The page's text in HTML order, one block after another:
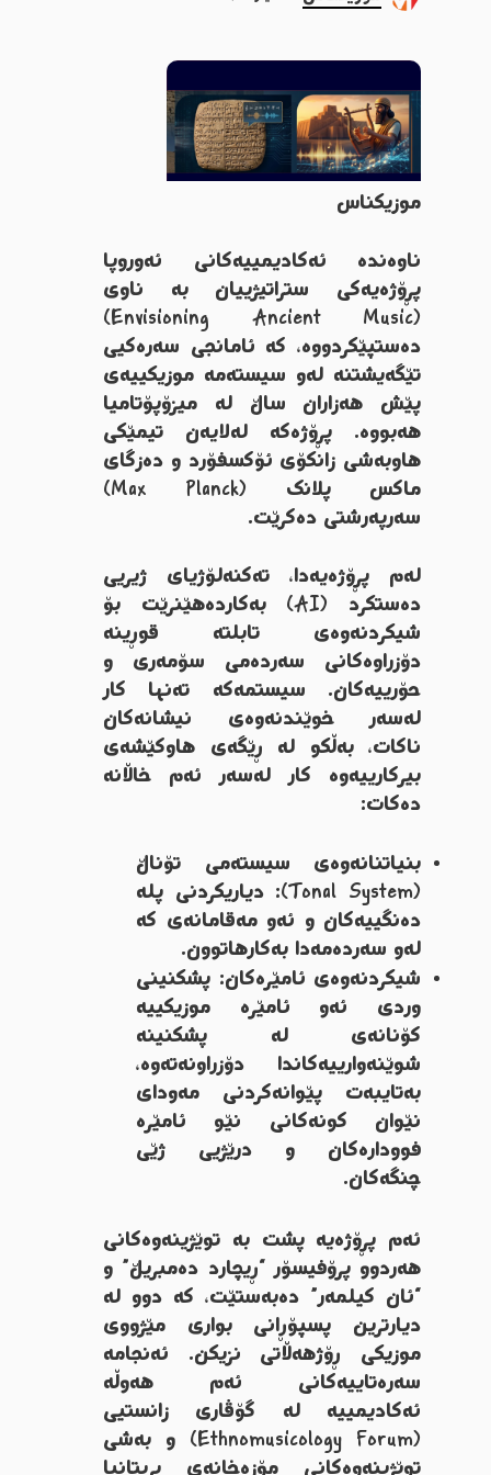
موزیکناس
ناوەندە ئەکادیمییەکانی ئەوروپا
پڕۆژەیەکی ستراتیژییان بە ناوی
(Envisioning Ancient Music)
دەستپێکردووە، کە ئامانجی سەرەکیی
تێگەیشتنە لەو سیستەمە موزیکییەی
پێش هەزاران ساڵ لە میزۆپۆتامیا
هەبووە. پڕۆژەکە لەلایەن تیمێکی
هاوبەشی زانکۆی ئۆکسفۆرد و دەزگای
ماکس پلانک (Max Planck)
سەرپەرشتی دەکرێت.
لەم پڕۆژەیەدا، تەکنەلۆژیای ژیریی
دەستکرد (AI) بەکاردەهێنرێت بۆ
شیکردنەوەی تابلتە قوڕینە
دۆزراوەکانی سەردەمی سۆمەری و
حۆرییەکان. سیستمەکە تەنها کار
لەسەر خوێندنەوەی نیشانەکان
ناکات، بەڵکو لە ڕێگەی هاوکێشەی
بیرکارییەوە کار لەسەر ئەم خاڵانە
دەکات:
بنیاتنانەوەی سیستەمی تۆناڵ
(Tonal System): دیاریکردنی پلە
دەنگییەکان و ئەو مەقامانەی کە
لەو سەردەمەدا بەکارهاتوون.
شیکردنەوەی ئامێرەکان: پشکنینی
وردی ئەو ئامێرە موزیکییە
کۆنانەی لە پشکنینە
شوێنەوارییەکاندا دۆزراونەتەوە،
بەتایبەت پێوانەکردنی مەودای
نێوان کونەکانی نێو ئامێرە
فوودارەکان و درێژیی ژێی
چنگەکان.
ئەم پڕۆژەیە پشت بە توێژینەوەکانی
هەردوو پرۆفیسۆر “ڕیچارد دەمبریڵ” و
“ئان کیلمەر” دەبەستێت، کە دوو لە
دیارترین پسپۆڕانی بواری مێژووی
موزیکی ڕۆژهەڵاتی نزیکن. ئەنجامە
سەرەتاییەکانی ئەم هەوڵە
ئەکادیمییە لە گۆڤاری زانستیی
(Ethnomusicology Forum) و بەشی